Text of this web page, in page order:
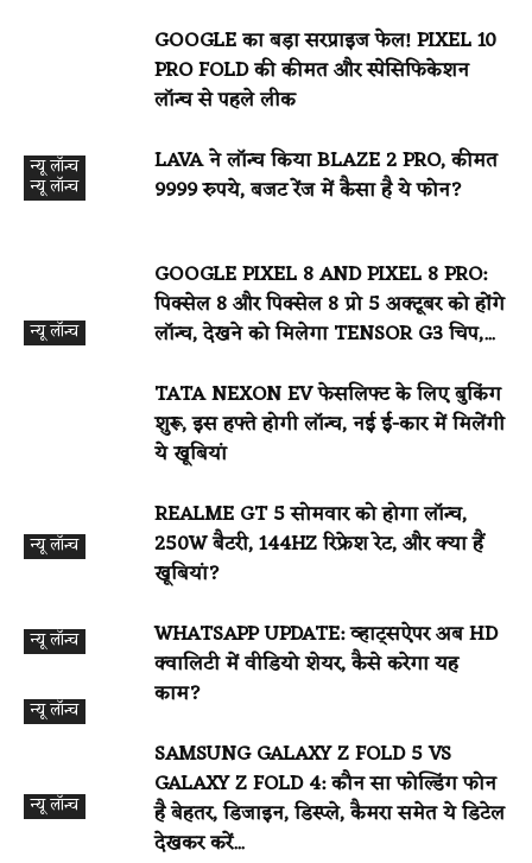
न्यू लॉन्च
न्यू लॉन्च
GOOGLE का बड़ा सरप्राइज फेल! PIXEL 10
PRO FOLD की कीमत और स्पेसिफिकेशन
लॉन्च से पहले लीक
न्यू लॉन्च
LAVA ने लॉन्च किया BLAZE 2 PRO, कीमत
9999 रुपये, बजट रेंज में कैसा है ये फोन?
न्यू लॉन्च
GOOGLE PIXEL 8 AND PIXEL 8 PRO:
पिक्सेल 8 और पिक्सेल 8 प्रो 5 अक्टूबर को होंगे
लॉन्च, देखने को मिलेगा TENSOR G3 चिप,...
न्यू लॉन्च
TATA NEXON EV फेसलिफ्ट के लिए बुकिंग
शुरू, इस हफ्ते होगी लॉन्च, नई ई-कार में मिलेंगी
ये खूबियां
न्यू लॉन्च
REALME GT 5 सोमवार को होगा लॉन्च,
250W बैटरी, 144HZ रिफ्रेश रेट, और क्या हैं
खूबियां?
न्यू लॉन्च
WHATSAPP UPDATE: व्हाट्सऐपर अब HD
क्वालिटी में वीडियो शेयर, कैसे करेगा यह
काम?
SAMSUNG GALAXY Z FOLD 5 VS
GALAXY Z FOLD 4: कौन सा फोल्डिंग फोन
है बेहतर, डिजाइन, डिस्प्ले, कैमरा समेत ये डिटेल
देखकर करें...